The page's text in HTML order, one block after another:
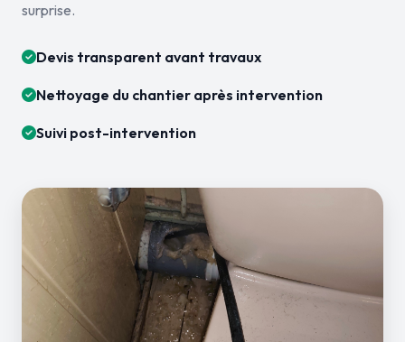
surprise.
Devis transparent avant travaux
Nettoyage du chantier après intervention
Suivi post-intervention